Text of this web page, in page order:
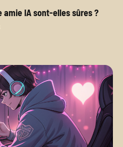
IA sont-elles sûres ?